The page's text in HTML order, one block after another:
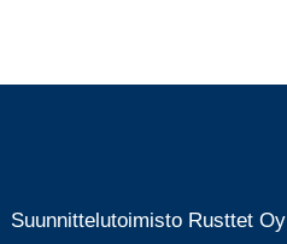
Suunnittelutoimisto Rusttet Oy